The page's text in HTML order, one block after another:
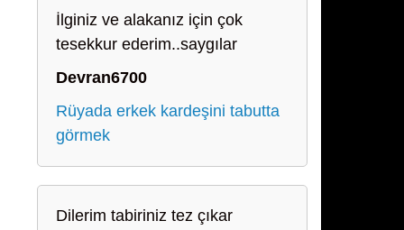
İlginiz ve alakanız için çok
tesekkur ederim..saygılar
Devran6700
Rüyada erkek kardeşini tabutta
görmek
Dilerim tabiriniz tez çıkar